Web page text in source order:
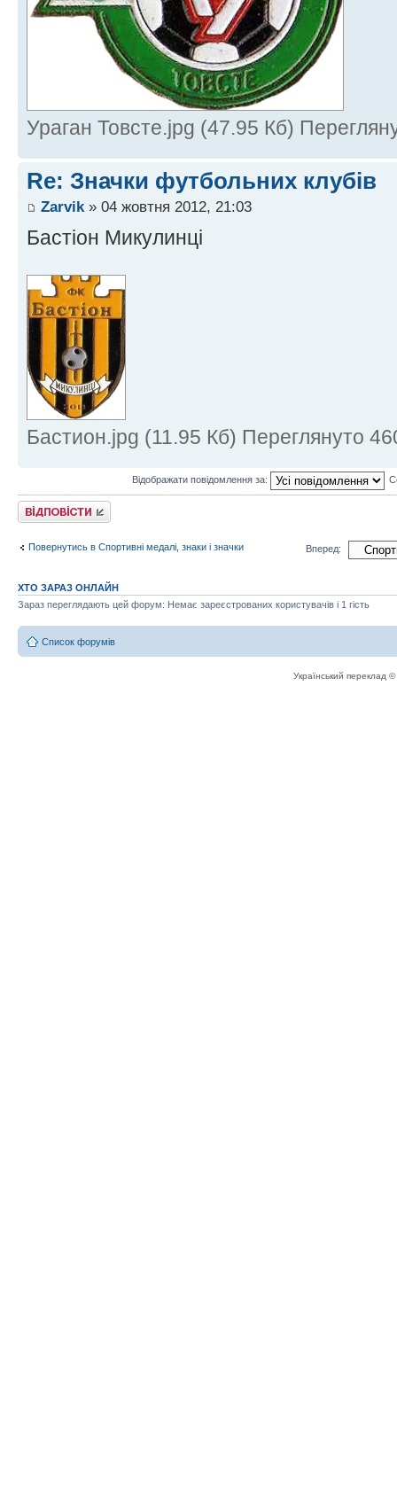
Ураган Товсте.jpg (47.95 Кб)
Re: Значки футбольних клубів
Zarvik» 04 жовтня 2012, 21:03
Бастіон Микулинці
Бастион.jpg (11.95 Кб) Переглянуто
Відображати повідомлення за:
Відповісти
Повернутись в Спортивні медалі, знаки і значки Вперед:
ХТО ЗАРАЗ ОНЛАЙН
Зараз переглядають цей форум: Немає зареєстрованих користувачів і 1 гість
Список форумів
Український переклад